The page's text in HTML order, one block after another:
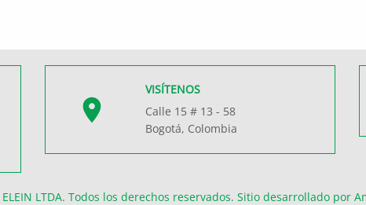
VISÍTENOS
Calle 15 # 13 - 58
Bogotá, Colombia
ELEIN LTDA. Todos los derechos reservados. Sitio desarrollado por